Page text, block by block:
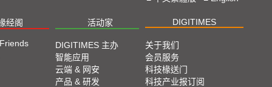
经阁 活动家 DIGITIMES
DIGITIMES 主办
智能应用
云端 & 网安
产品 & 研发
关于我们
会员服务
科技椽送门
科技产业报订阅